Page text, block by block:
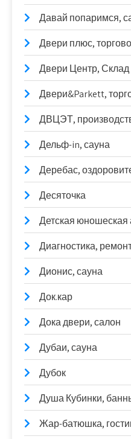
Давай попаримся,
Двери плюс,
Двери Центр, Склад
Двери&Parkett,
ДВЦЭТ,
Дельф-in, сауна
Деребас,
Десяточка
Детская юношеская
Диагностика,
Дионис, сауна
Док.кар
Дока двери, салон
Дубаи, сауна
Дубок
Душа Кубинки,
Жар-батюшка,